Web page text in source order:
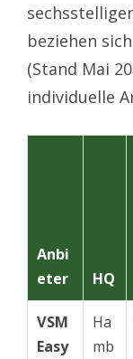
beziehen
(Stand Mai
individuelle
Anbi
eter
HQ
VSM
Easy
Ha
mb